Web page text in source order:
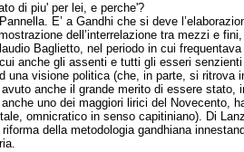
di piu' per lei, e perche'?
E’ a Gandhi che si deve
dell’interrelazione tra mezzi e
Baglietto, nel periodo in cui frequentava
anche gli assenti e tutti gli esseri
visione politica (che, in parte, si ritrova
anche il grande merito di essere
uno dei maggiori lirici del Novecento,
omnicratico in senso capitiniano). Di
della metodologia gandhiana